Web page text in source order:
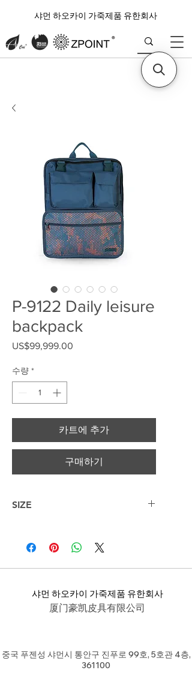
샤먼 하오카이 가죽제품 유한회사
P-9122 Daily leisure
backpack
US$99,999.00
수량 *
카트에 추가
구매하기
SIZE
샤먼 하오카이 가죽제품 유한회사
厦门豪凯皮具有限公司
중국 푸젠성 샤먼시 통안구 진푸로 99호, 5호관 4층,
361100